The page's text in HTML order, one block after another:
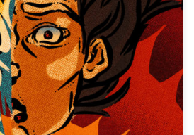
DE RUIDO. Un
nuestro trabajo es
adversos de la
especialmente en las
a esta
tal, es importante definir la
ya que no podemos
[…]